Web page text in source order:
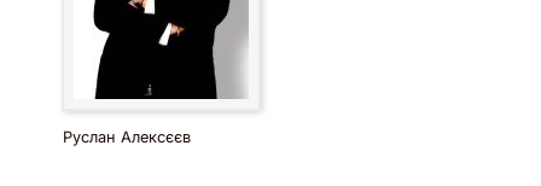
Руслан Алексєєв